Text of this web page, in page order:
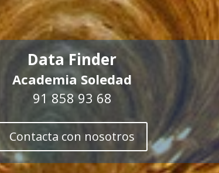
Data Finder
Academia Soledad
91 858 93 68
Contacta con nosotros